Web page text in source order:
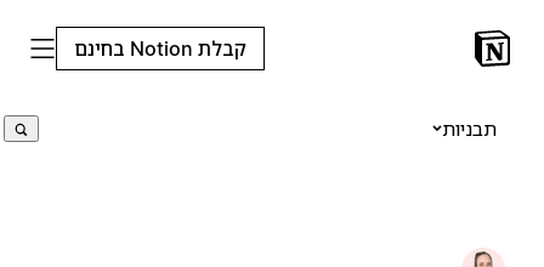
קבלת Notion בחינם
תבניות